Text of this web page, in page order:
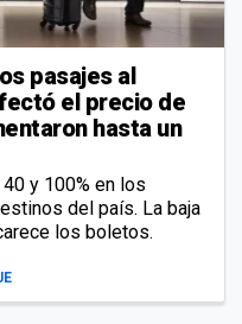
pasajes al
el precio de
hasta un
y 100% en los
del país. La baja
los boletos.